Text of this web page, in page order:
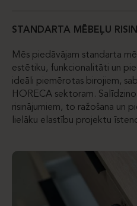
STANDARTA MĒBEĻU
Mēs piedāvājam standarta
estētiku, funkcionalitāti un
ideāli piemērotas birojiem,
HORECA sektoram.
risinājumiem, to ražošana un
lielāku elastību projektu